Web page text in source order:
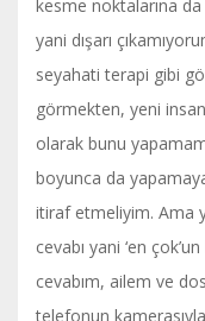
kesme noktalarına
yani dışarı
seyahati terapi gibi
görmekten, yeni
olarak bunu
boyunca da
itiraf etmeliyim. Ama
cevabı yani ‘en
cevabım, ailem ve
telefonun